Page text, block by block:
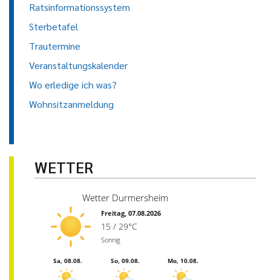
Ratsinformationssystem
Sterbetafel
Trautermine
Veranstaltungskalender
Wo erledige ich was?
Wohnsitzanmeldung
WETTER
Wetter Durmersheim
Freitag, 07.08.2026
15 / 29°C
Sonnig
Sa, 08.08. So, 09.08. Mo, 10.08.